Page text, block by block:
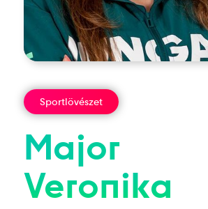
Sportlövészet
Major
Veronika